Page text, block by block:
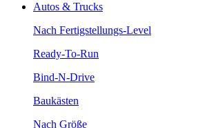
Autos & Trucks
Nach Fertigstellungs-Level
Ready-To-Run
Bind-N-Drive
Baukästen
Nach Größe